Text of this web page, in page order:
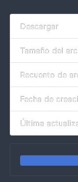
Descargar
Tamaño del
Recuento de
Fecha de
Última